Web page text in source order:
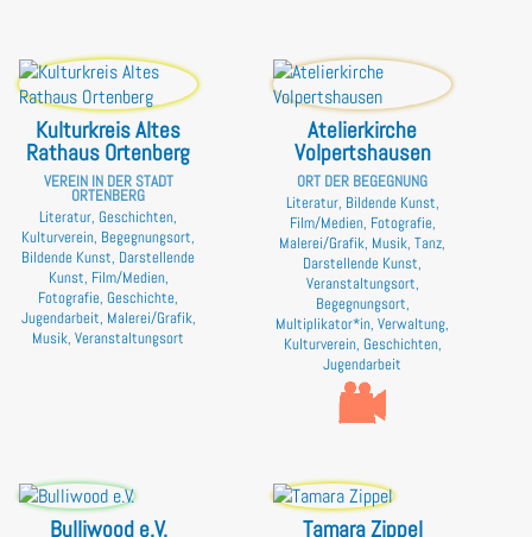
Kulturkreis Altes
Rathaus Ortenberg
VEREIN IN DER STADT
ORTENBERG
Literatur, Geschichten,
Kulturverein, Begegnungsort,
Bildende Kunst, Darstellende
Kunst, Film/Medien,
Fotografie, Geschichte,
Jugendarbeit, Malerei/Grafik,
Musik, Veranstaltungsort
Atelierkirche
Volpertshausen
ORT DER BEGEGNUNG
Literatur, Bildende Kunst,
Film/Medien, Fotografie,
Malerei/Grafik, Musik, Tanz,
Darstellende Kunst,
Veranstaltungsort,
Begegnungsort,
Multiplikator*in, Verwaltung,
Kulturverein, Geschichten,
Jugendarbeit
Bulliwood e.V. Tamara Zippel